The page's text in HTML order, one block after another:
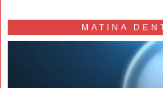
MATINA